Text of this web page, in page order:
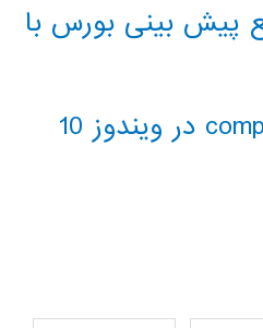
پیش بینی بورس با